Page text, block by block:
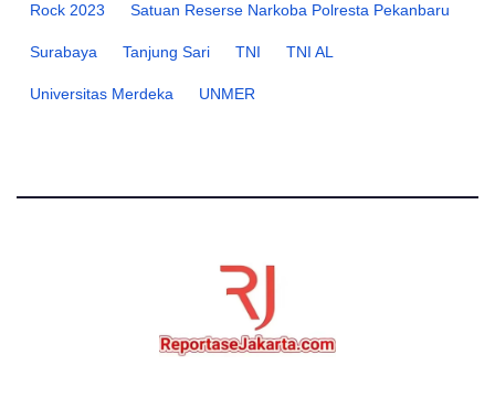
Rock 2023 Satuan Reserse Narkoba Polresta Pekanbaru
Surabaya Tanjung Sari TNI TNI AL
Universitas Merdeka UNMER